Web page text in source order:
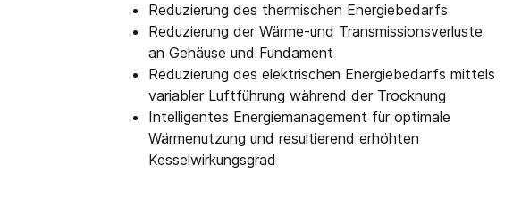
Reduzierung des thermischen Energiebedarfs
Reduzierung der Wärme-und Transmissionsverluste
an Gehäuse und Fundament
Reduzierung des elektrischen Energiebedarfs mittels
variabler Luftführung während der Trocknung
Intelligentes Energiemanagement für optimale
Wärmenutzung und resultierend erhöhten
Kesselwirkungsgrad